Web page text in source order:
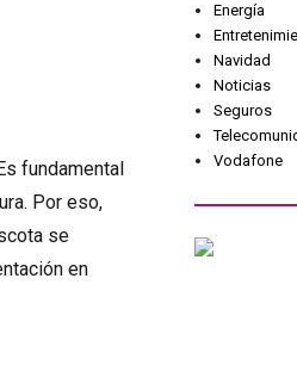
fundamental
Por eso,
se
en
Energía
Navidad
Noticias
Seguros
Vodafone